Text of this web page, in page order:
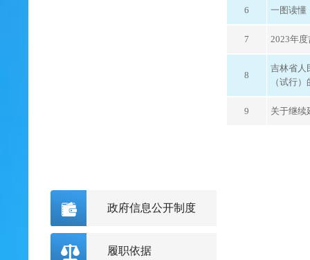
6 一图读懂
7 2023年
8
吉林省人
（试行
9 关于继续
政府信息公开制度
履职依据